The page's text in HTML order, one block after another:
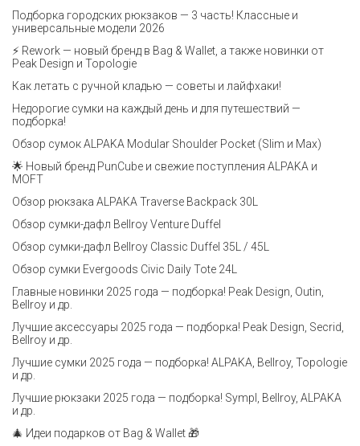
Подборка городских рюкзаков — 3 часть! Классные и
универсальные модели 2026
⚡️ Rework — новый бренд в Bag & Wallet, а также новинки от
Peak Design и Topologie
Как летать с ручной кладью — советы и лайфхаки!
Недорогие сумки на каждый день и для путешествий —
подборка!
Обзор сумок ALPAKA Modular Shoulder Pocket (Slim и Max)
🌟 Новый бренд PunCube и свежие поступления ALPAKA и
MOFT
Обзор рюкзака ALPAKA Traverse Backpack 30L
Обзор сумки-дафл Bellroy Venture Duffel
Обзор сумки-дафл Bellroy Classic Duffel 35L / 45L
Обзор сумки Evergoods Civic Daily Tote 24L
Главные новинки 2025 года — подборка! Peak Design, Outin,
Bellroy и др.
Лучшие аксессуары 2025 года — подборка! Peak Design, Secrid,
Bellroy и др.
Лучшие сумки 2025 года — подборка! ALPAKA, Bellroy, Topologie
и др.
Лучшие рюкзаки 2025 года — подборка! Sympl, Bellroy, ALPAKA
и др.
🎄 Идеи подарков от Bag & Wallet 🎁